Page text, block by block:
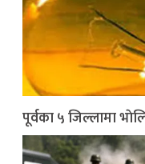
पूर्वका ५ जिल्लामा